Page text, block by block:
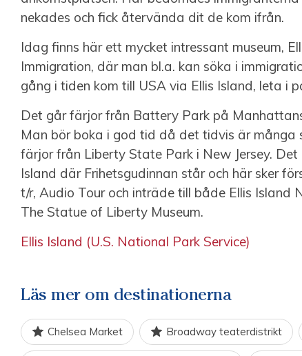
nekades och fick återvända dit de kom ifrån.
Idag finns här ett mycket intressant museum,
Immigration, där man bl.a. kan söka i
gång i tiden kom till USA via Ellis Island, leta i
Det går färjor från Battery Park på
Man bör boka i god tid då det tidvis är många
färjor från Liberty State Park i New Jersey.
Island där Frihetsgudinnan står och här sker
t/r, Audio Tour och inträde till både Ellis Island
The Statue of Liberty Museum.
Ellis Island (U.S. National Park Service)
Läs mer om destinationerna
Chelsea Market Broadway teaterdistrikt